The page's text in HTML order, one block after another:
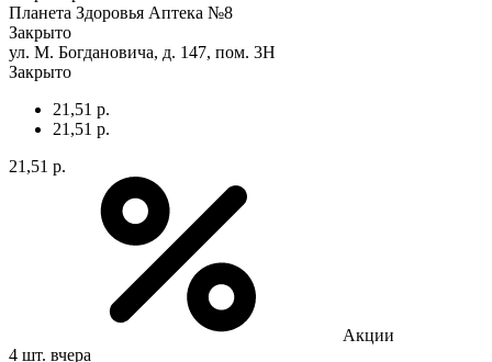
Планета Здоровья Аптека №8
Закрыто
ул. М. Богдановича, д. 147, пом. 3Н
Закрыто
21,51 р.
21,51 р.
21,51 р.
Акции
4 шт. вчера